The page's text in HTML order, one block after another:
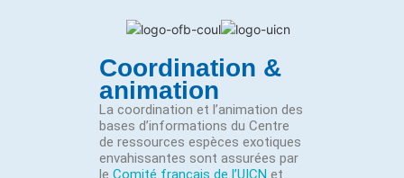
Coordination &
animation
La coordination et l’animation des
bases d’informations du Centre
de ressources espèces exotiques
envahissantes sont assurées par
le Comité français de l’UICN et